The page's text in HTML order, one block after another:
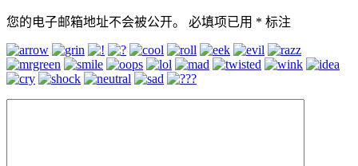
您的电子邮箱地址不会被公开。 必填项已用 * 标注